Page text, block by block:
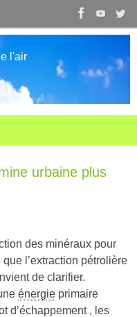
l'air
urbaine plus
des minéraux pour
l’extraction pétrolière
de clarifier.
énergie primaire
d’échappement , les